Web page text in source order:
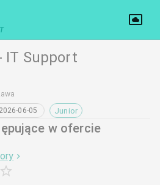
IT Support
06-05
Junior
w ofercie